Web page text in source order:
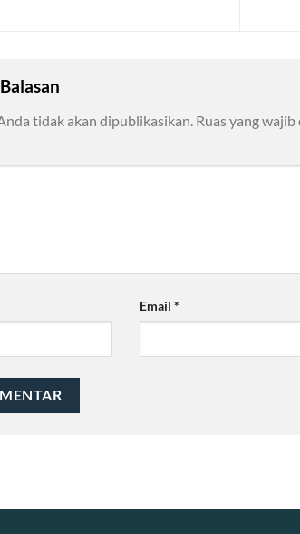
tidak akan dipublikasikan. Ruas yang
Email *